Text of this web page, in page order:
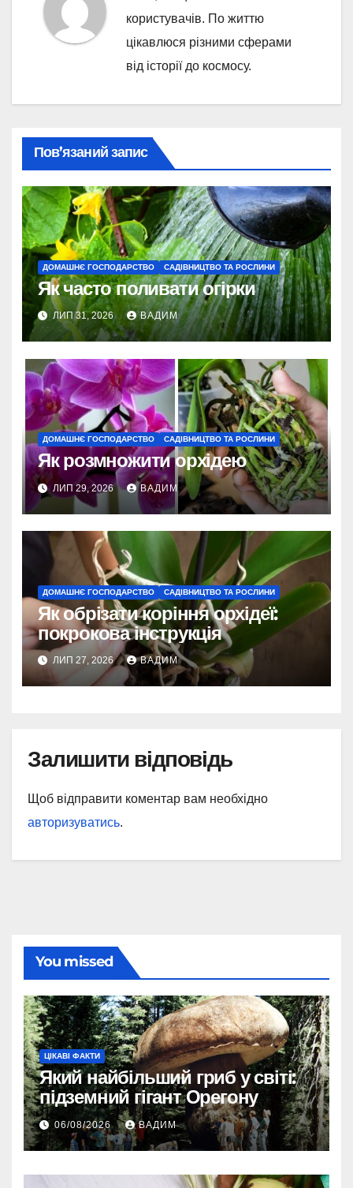
користувачів. По життю
цікавлюся різними сферами
від історії до космосу.
Пов’язаний запис
ДОМАШНЄ ГОСПОДАРСТВО САДІВНИЦТВО ТА РОСЛИНИ
Як часто поливати огірки
ЛИП 31, 2026 ВАДИМ
ДОМАШНЄ ГОСПОДАРСТВО САДІВНИЦТВО ТА РОСЛИНИ
Як розмножити орхідею
ЛИП 29, 2026 ВАДИМ
ДОМАШНЄ ГОСПОДАРСТВО САДІВНИЦТВО ТА РОСЛИНИ
Як обрізати коріння орхідеї:
покрокова інструкція
ЛИП 27, 2026 ВАДИМ
Залишити відповідь
Щоб відправити коментар вам необхідно
авторизуватись.
You missed
ЦІКАВІ ФАКТИ
Який найбільший гриб у світі:
підземний гігант Орегону
06/08/2026 ВАДИМ